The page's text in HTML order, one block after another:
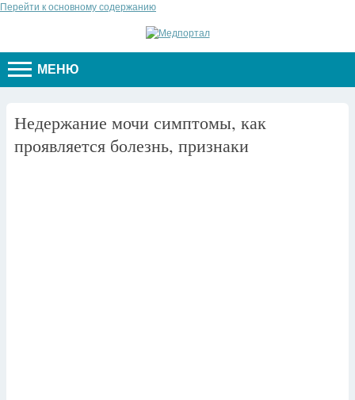
Перейти к основному содержанию
МЕНЮ
Недержание мочи симптомы, как
проявляется болезнь, признаки